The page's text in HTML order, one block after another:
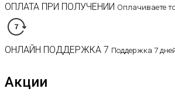
ОПЛАТА ПРИ ПОЛУЧЕНИИ Оплачиваете
ОНЛАЙН ПОДДЕРЖКА 7 Поддержка 7
Акции